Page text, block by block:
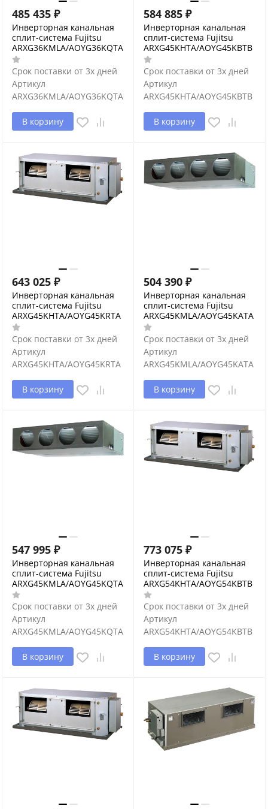
485 435 ₽
Инверторная канальная
сплит-система Fujitsu
ARXG36KMLA/AOYG36KQTA
Срок поставки от 3х дней
Артикул
ARXG36KMLA/AOYG36KQTA
В корзину
584 885 ₽
Инверторная канальная
сплит-система Fujitsu
ARXG45KHTA/AOYG45KBTB
Срок поставки от 3х дней
Артикул
ARXG45KHTA/AOYG45KBTB
В корзину
643 025 ₽
Инверторная канальная
сплит-система Fujitsu
ARXG45KHTA/AOYG45KRTA
Срок поставки от 3х дней
Артикул
ARXG45KHTA/AOYG45KRTA
В корзину
504 390 ₽
Инверторная канальная
сплит-система Fujitsu
ARXG45KMLA/AOYG45KATA
Срок поставки от 3х дней
Артикул
ARXG45KMLA/AOYG45KATA
В корзину
547 995 ₽
Инверторная канальная
сплит-система Fujitsu
ARXG45KMLA/AOYG45KQTA
Срок поставки от 3х дней
Артикул
ARXG45KMLA/AOYG45KQTA
В корзину
773 075 ₽
Инверторная канальная
сплит-система Fujitsu
ARXG54KHTA/AOYG54KBTB
Срок поставки от 3х дней
Артикул
ARXG54KHTA/AOYG54KBTB
В корзину